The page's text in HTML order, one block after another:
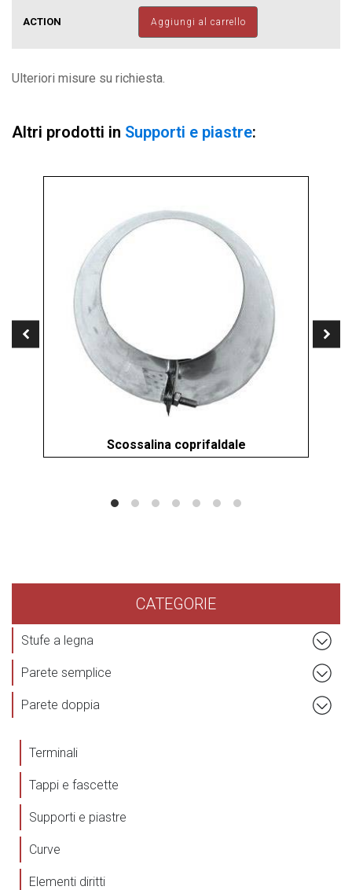
CATEGORIE
Stufe a legna
Parete semplice
Parete doppia
Terminali
Tappi e fascette
Supporti e piastre
Curve
Elementi diritti
drenaggio
fumaria
Aggiungi al carrello
Ulteriori misure su richiesta.
Altri prodotti in Supporti e piastre:
Scossalina coprifaldale